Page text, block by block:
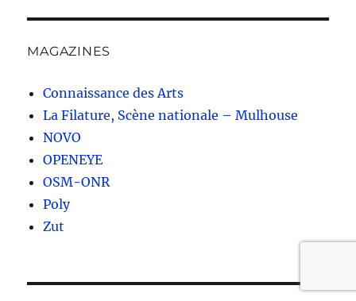
MAGAZINES
Connaissance des Arts
La Filature, Scène nationale – Mulhouse
NOVO
OPENEYE
OSM-ONR
Poly
Zut